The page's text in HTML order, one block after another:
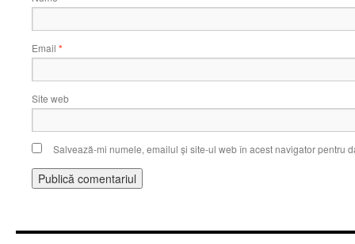
Email *
Site web
Salvează-mi numele, emailul și site-ul web în acest navigator pentru